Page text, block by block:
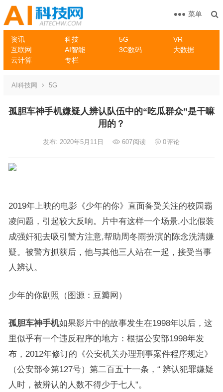
资讯 科技 5G
VR
互联网
AI智能 3C数码
大数据
云计算
专栏
菜单
AI科技网 5G
孤胆车神手机嫌疑人辨认队伍中的“吃瓜群众”是干嘛
用的？
发布: 2020年5月11日 607阅读 0评论
2019年上映的电影《少年的你》直面备受关注的校园霸
凌问题，引起较大反响。片中有这样一个场景,小北假装
成强奸犯去吸引警方注意,帮助周冬雨扮演的陈念洗清嫌
疑。被警方抓获后，他与其他三人站在一起，接受当事
人辨认。
少年的你剧照（图源：豆瓣网）
孤胆车神手机如果影片中的故事发生在1998年以后，这
里似乎有一个违反程序的地方：根据公安部1998年发
布，2012年修订的《公安机关办理刑事案件程序规定》
（公安部令第127号）第二百五十一条，“ 辨认犯罪嫌疑
人时，被辨认的人数不得少于七人”。